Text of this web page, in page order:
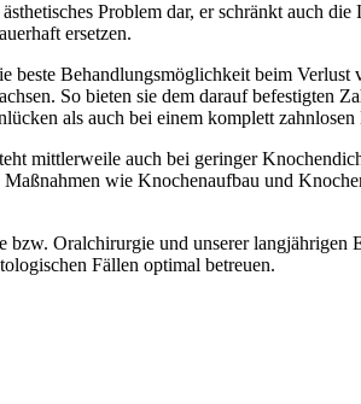
Problem dar, er schränkt auch
ersetzen.
beste Behandlungsmöglichkeit beim
So bieten sie dem darauf befestigten
als auch bei einem komplett
mittlerweile auch bei geringer
wie Knochenaufbau und
Oralchirurgie und unserer
Fällen optimal betreuen.